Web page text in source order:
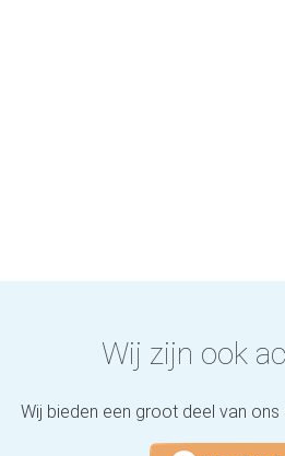
Wij zijn ook
Wij bieden een groot deel van